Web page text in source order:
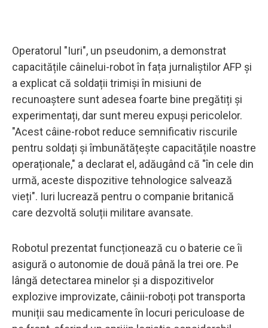
Operatorul "Iuri", un pseudonim, a demonstrat
capacitățile câinelui-robot în fața jurnaliștilor AFP și
a explicat că soldații trimiși în misiuni de
recunoaștere sunt adesea foarte bine pregătiți și
experimentați, dar sunt mereu expuși pericolelor.
"Acest câine-robot reduce semnificativ riscurile
pentru soldați și îmbunătățește capacitățile noastre
operaționale," a declarat el, adăugând că "în cele din
urmă, aceste dispozitive tehnologice salvează
vieți". Iuri lucrează pentru o companie britanică
care dezvoltă soluții militare avansate.
Robotul prezentat funcționează cu o baterie ce îi
asigură o autonomie de două până la trei ore. Pe
lângă detectarea minelor și a dispozitivelor
explozive improvizate, câinii-roboți pot transporta
muniții sau medicamente în locuri periculoase de